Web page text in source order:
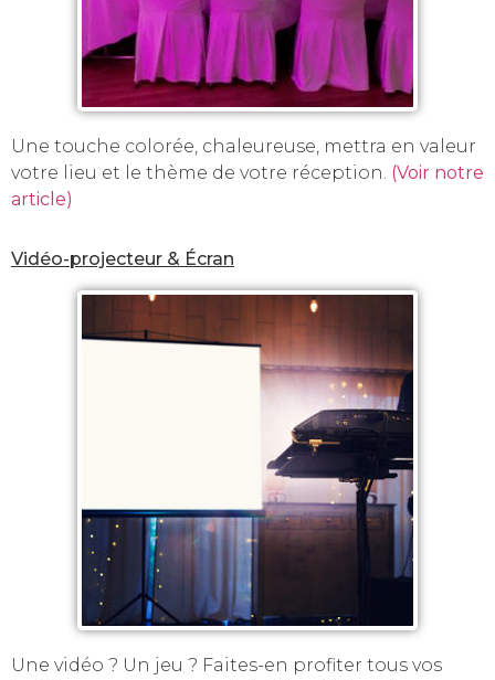
Une touche colorée, chaleureuse, mettra en valeur
votre lieu et le thème de votre réception. (Voir notre
article)
Vidéo-projecteur & Écran
Une vidéo ? Un jeu ? Faites-en profiter tous vos